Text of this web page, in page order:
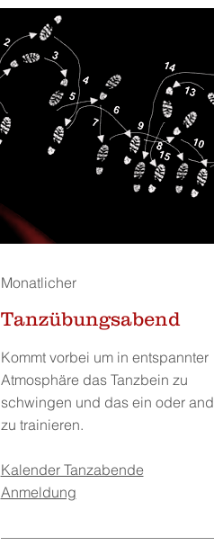
Monatlicher
Tanzübungsabend
Kommt vorbei um in entspannter
Atmosphäre das Tanzbein zu
schwingen und das ein oder
zu trainieren.
Kalender Tanzabende
Anmeldung